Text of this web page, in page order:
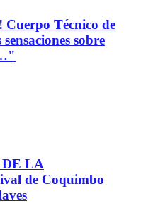
Técnico de
sobre
DE LA
de Coquimbo